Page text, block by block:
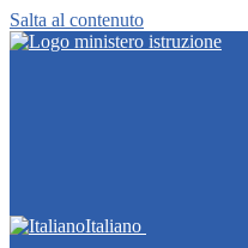
Salta al contenuto
Italiano